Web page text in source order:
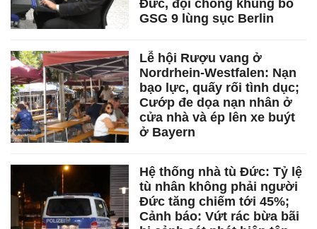
Đức, đội chống khủng bố
GSG 9 lùng sục Berlin
Lễ hội Rượu vang ở
Nordrhein-Westfalen: Nạn
bạo lực, quấy rối tình dục;
Cướp đe dọa nạn nhân ở
cửa nhà và ép lên xe buýt
ở Bayern
Hệ thống nhà tù Đức: Tỷ lệ
tù nhân không phải người
Đức tăng chiếm tới 45%;
Cảnh báo: Vứt rác bừa bãi